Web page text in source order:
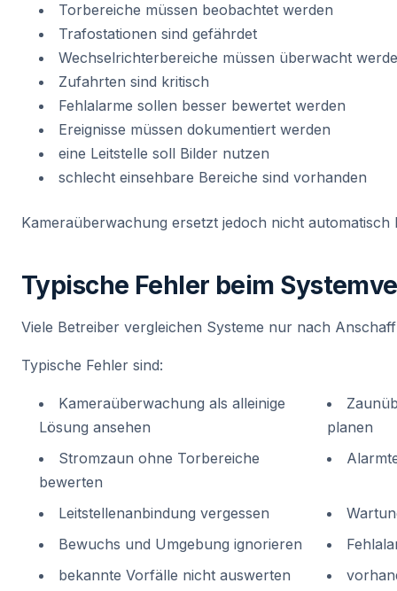
Torbereiche müssen beobachtet werden
Trafostationen sind gefährdet
Wechselrichterbereiche müssen überwacht
Zufahrten sind kritisch
Fehlalarme sollen besser bewertet werden
Ereignisse müssen dokumentiert werden
eine Leitstelle soll Bilder nutzen
schlecht einsehbare Bereiche sind vorhanden
Kameraüberwachung ersetzt jedoch nicht automatisch
Typische Fehler beim
Viele Betreiber vergleichen Systeme nur nach
Typische Fehler sind:
Kameraüberwachung als alleinige
Lösung ansehen
planen
Stromzaun ohne Torbereiche
bewerten
Leitstellenanbindung vergessen
Bewuchs und Umgebung ignorieren
bekannte Vorfälle nicht auswerten